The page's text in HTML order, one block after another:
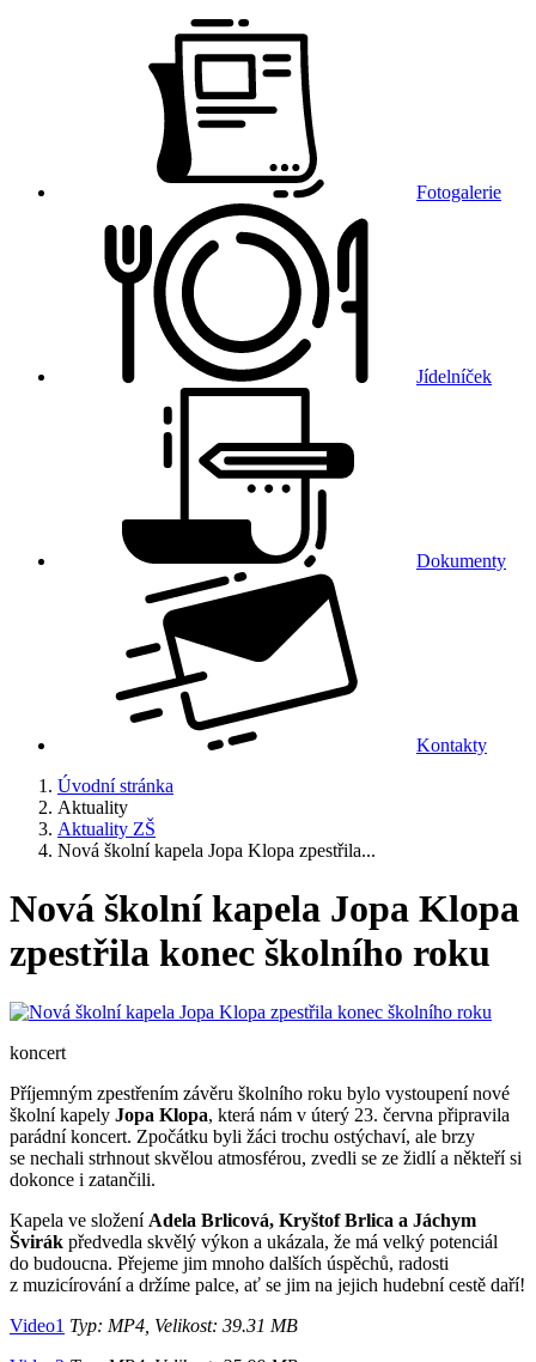
Fotogalerie
Jídelníček
Dokumenty
Kontakty
Úvodní stránka
Aktuality
Aktuality ZŠ
Nová školní kapela Jopa Klopa zpestřila...
Nová školní kapela Jopa Klopa
zpestřila konec školního roku
koncert
Příjemným zpestřením závěru školního roku bylo vystoupení nové
školní kapely Jopa Klopa, která nám v úterý 23. června připravila
parádní koncert. Zpočátku byli žáci trochu ostýchaví, ale brzy
se nechali strhnout skvělou atmosférou, zvedli se ze židlí a někteří si
dokonce i zatančili.
Kapela ve složení Adela Brlicová, Kryštof Brlica a Jáchym
Švirák předvedla skvělý výkon a ukázala, že má velký potenciál
do budoucna. Přejeme jim mnoho dalších úspěchů, radosti
z muzicírování a držíme palce, ať se jim na jejich hudební cestě daří!
Video1 Typ: MP4, Velikost: 39.31 MB